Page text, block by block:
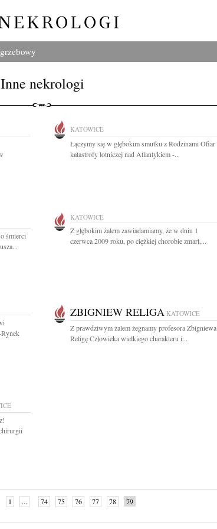
Inne nekrologi
KATOWICE
Łączymy się w głębokim smutku z Rodzinami Ofiar
katastrofy lotniczej nad Atlantykiem -...
śmierci
KATOWICE
Z głębokim żalem zawiadamiamy, że w dniu 1
czerwca 2009 roku, po ciężkiej chorobie zmarł,...
ZBIGNIEW RELIGA KATOWICE
Z prawdziwym żalem żegnamy profesora Zbigniewa
Religę Człowieka wielkiego charakteru i...
1 ... 74 75 76 77 78 79